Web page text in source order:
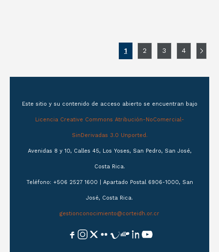
1 2 3 4
Este sitio y su contenido de acceso abierto se encuentran bajo
Licencia Creative Commons Atribución-NoComercial-
SinDerivadas 3.0 Unported.
Avenidas 8 y 10, Calles 45, Los Yoses, San Pedro, San José,
Costa Rica.
Teléfono: +506 2527 1600 | Apartado Postal 6906-1000, San
José, Costa Rica.
gestionconocimiento@corteidh.or.cr